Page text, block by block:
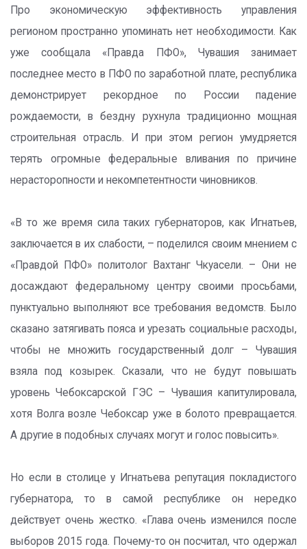
Про экономическую эффективность управления
регионом пространно упоминать нет необходимости. Как
уже сообщала «Правда ПФО», Чувашия занимает
последнее место в ПФО по заработной плате, республика
демонстрирует рекордное по России падение
рождаемости, в бездну рухнула традиционно мощная
строительная отрасль. И при этом регион умудряется
терять огромные федеральные вливания по причине
нерасторопности и некомпетентности чиновников.
«В то же время сила таких губернаторов, как Игнатьев,
заключается в их слабости, – поделился своим мнением с
«Правдой ПФО» политолог Вахтанг Чкуасели. – Они не
досаждают федеральному центру своими просьбами,
пунктуально выполняют все требования ведомств. Было
сказано затягивать пояса и урезать социальные расходы,
чтобы не множить государственный долг – Чувашия
взяла под козырек. Сказали, что не будут повышать
уровень Чебоксарской ГЭС – Чувашия капитулировала,
хотя Волга возле Чебоксар уже в болото превращается.
А другие в подобных случаях могут и голос повысить».
Но если в столице у Игнатьева репутация покладистого
губернатора, то в самой республике он нередко
действует очень жестко. «Глава очень изменился после
выборов 2015 года. Почему-то он посчитал, что одержал